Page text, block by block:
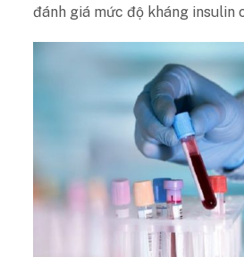
đánh giá mức độ kháng insulin